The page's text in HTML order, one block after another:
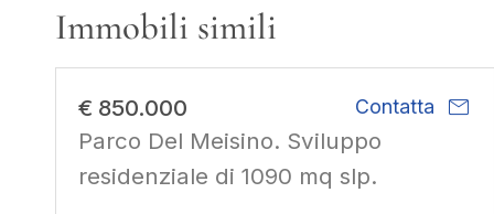
Immobili simili
€ 850.000 Contatta mail
Parco Del Meisino. Sviluppo
residenziale di 1090 mq slp.